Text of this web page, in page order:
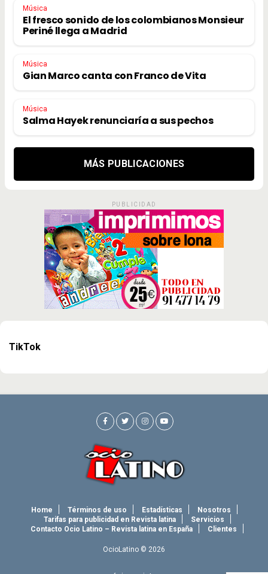
Música
El fresco sonido de los colombianos Monsieur
Periné llega a Madrid
Música
Gian Marco canta con Franco de Vita
Música
Salma Hayek renunciaría a sus pechos
MÁS PUBLICACIONES
PUBLICIDAD
TikTok
Home Términos de uso Estadísticas
Nosotros
Tarifas para publicidad en Revista latina
Servicios
Contacto Ocio Latino – Revista latina en España
Clientes
OcioLatino © 2026